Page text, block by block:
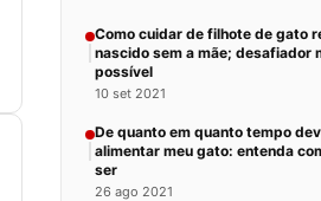
Como cuidar de filhote de gato
nascido sem a mãe; desafiador
possível
10 set 2021
De quanto em quanto tempo
alimentar meu gato: entenda
ser
26 ago 2021